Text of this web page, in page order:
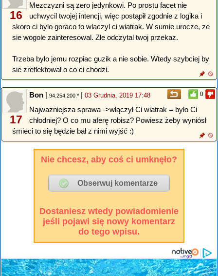
16
Mezczyzni są zero jedynkowi. Po prostu facet nie
uchwycil twojej intencji, więc postąpił zgodnie z logika i
skoro ci bylo goraco to wlaczyl ci wiatrak. W sumie urocze, ze
sie wogole zainteresowal. Zle odczytal twoj przekaz.
Trzeba było jemu rozpiac guzik a nie sobie. Wtedy szybciej by
sie zreflektowal o co ci chodzi.
0
17
Bon | 94.254.200.* | 03 Grudnia, 2019 17:48
Najważniejsza sprawa ->włączył Ci wiatrak = było Ci
chłodniej? O co mu aferę robisz? Powiesz żeby wyniósł
śmieci to się będzie bał z nimi wyjść :)
Nie chcesz, aby coś ci umknęło?
Dostaniesz wtedy powiadomienie
jeśli pojawi się nowy komentarz
do tego wpisu.